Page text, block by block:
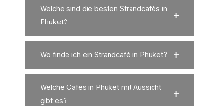
Welche sind die besten Strandcafés in
Phuket?
Wo finde ich ein Strandcafé in Phuket?
Welche Cafés in Phuket mit Aussicht
gibt es?